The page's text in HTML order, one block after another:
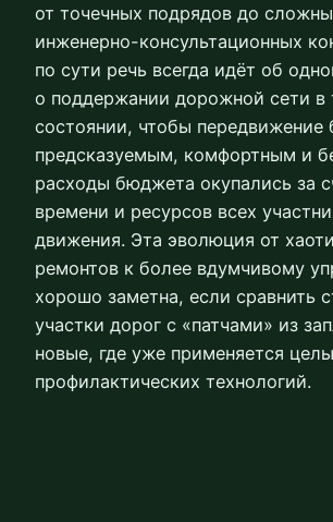
от точечных подрядов до
инженерно-консультационных
по сути речь всегда идёт об
о поддержании дорожной сети в
состоянии, чтобы передвижение
предсказуемым, комфортным и
расходы бюджета окупались за
времени и ресурсов всех
движения. Эта эволюция от
ремонтов к более вдумчивому
хорошо заметна, если сравнить
участки дорог с «патчами» из
новые, где уже применяется
профилактических технологий.